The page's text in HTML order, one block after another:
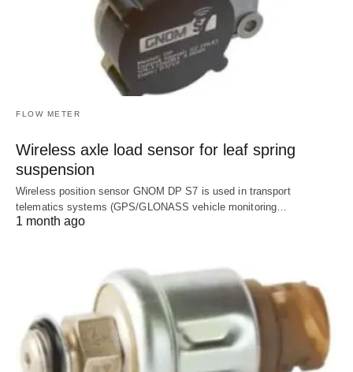
FLOW METER
Wireless axle load sensor for leaf spring
suspension
Wireless position sensor GNOM DP S7 is used in transport
telematics systems (GPS/GLONASS vehicle monitoring…
1 month ago